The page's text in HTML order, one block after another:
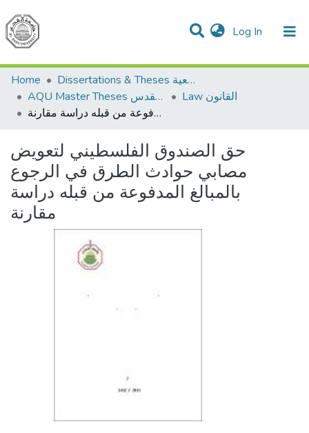
Log In (current)
Communities & Collections
All of DSpace
Home
Dissertations & Theses الرسائل الجامعية
AQU Master Theses الرسائل الجامعية الخاصة بجامعة القدس
Law القانون
حق الصندوق الفلسطيني لتعويض مصابي حوادث الطرق في الرجوع بالمبالغ المدفوعة من قبله دراسة مقارنة
حق الصندوق الفلسطيني لتعويض
مصابي حوادث الطرق في الرجوع
بالمبالغ المدفوعة من قبله دراسة
مقارنة